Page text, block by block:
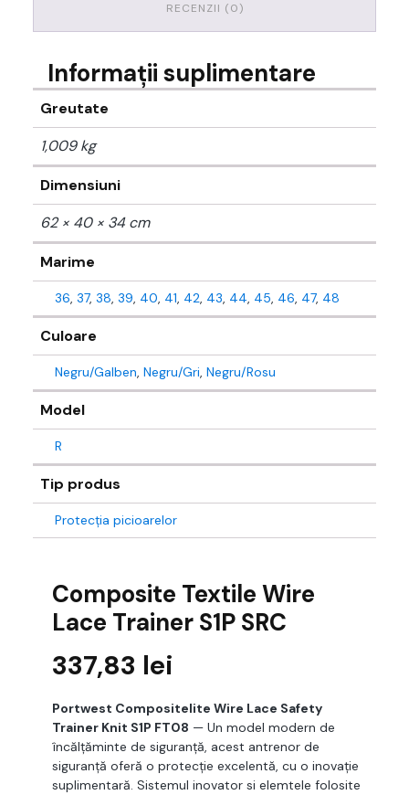
RECENZII (0)
Informații suplimentare
Greutate
1,009 kg
Dimensiuni
62 × 40 × 34 cm
Marime
36, 37, 38, 39, 40, 41, 42, 43, 44, 45, 46, 47, 48
Culoare
Negru/Galben, Negru/Gri, Negru/Rosu
Model
R
Tip produs
Protecția picioarelor
Composite Textile Wire
Lace Trainer S1P SRC
337,83 lei
Portwest Compositelite Wire Lace Safety
Trainer Knit S1P FT08 — Un model modern de
încălțăminte de siguranță, acest antrenor de
siguranță oferă o protecție excelentă, cu o inovație
suplimentară. Sistemul inovator si elemtele folosite